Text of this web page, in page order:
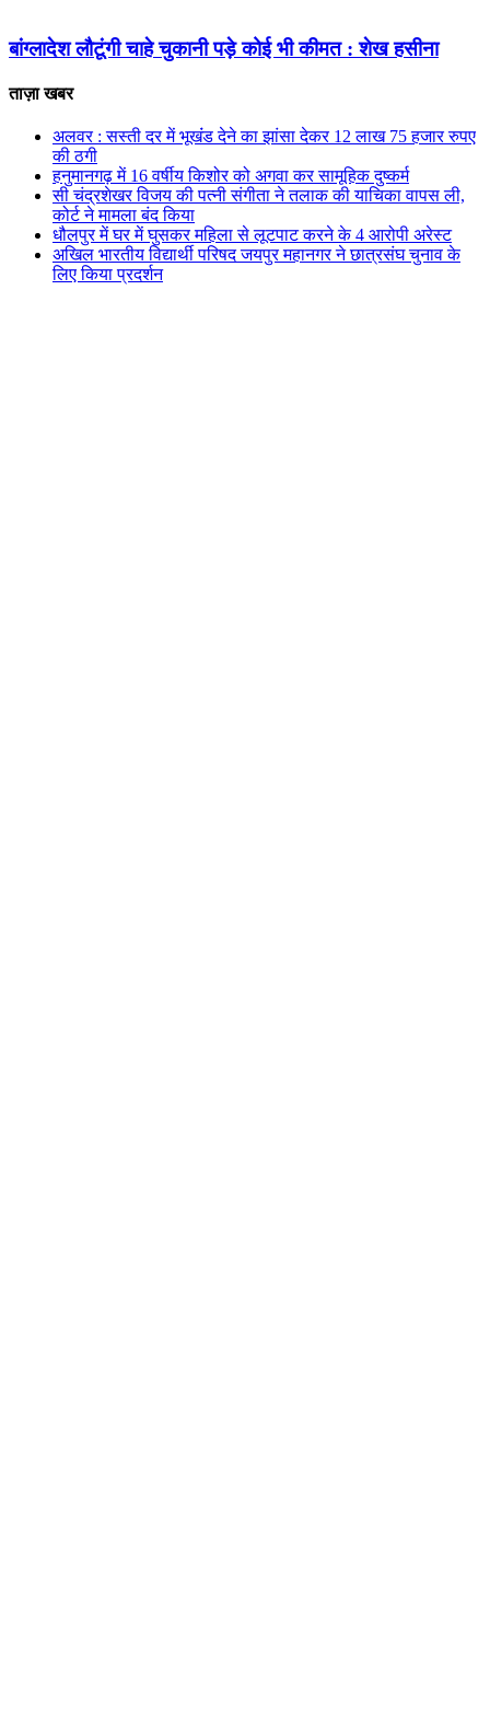
बांग्लादेश लौटूंगी चाहे चुकानी पड़े कोई भी कीमत : शेख हसीना
ताज़ा खबर
अलवर : सस्ती दर में भूखंंड देने का झांसा देकर 12 लाख 75 हजार रुपए
की ठगी
हनुमानगढ़ में 16 वर्षीय किशोर को अगवा कर सामूहिक दुष्कर्म
सी चंद्रशेखर विजय की पत्नी संगीता ने तलाक की याचिका वापस ली,
कोर्ट ने मामला बंद किया
धौलपुर में घर में घुसकर महिला से लूटपाट करने के 4 आरोपी अरेस्ट
अखिल भारतीय विद्यार्थी परिषद जयपुर महानगर ने छात्रसंघ चुनाव के
लिए किया प्रदर्शन